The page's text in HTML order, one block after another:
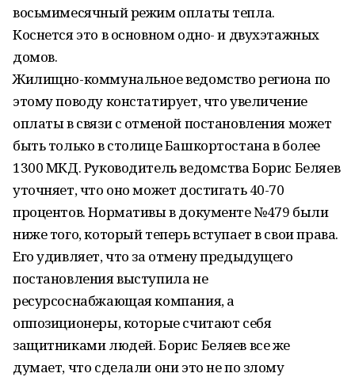
восьмимесячный режим оплаты тепла.
Коснется это в основном одно- и двухэтажных
домов.
Жилищно-коммунальное ведомство региона по
этому поводу констатирует, что увеличение
оплаты в связи с отменой постановления может
быть только в столице Башкортостана в более
1300 МКД. Руководитель ведомства Борис Беляев
уточняет, что оно может достигать 40-70
процентов. Нормативы в документе №479 были
ниже того, который теперь вступает в свои права.
Его удивляет, что за отмену предыдущего
постановления выступила не
ресурсоснабжающая компания, а
оппозиционеры, которые считают себя
защитниками людей. Борис Беляев все же
думает, что сделали они это не по злому